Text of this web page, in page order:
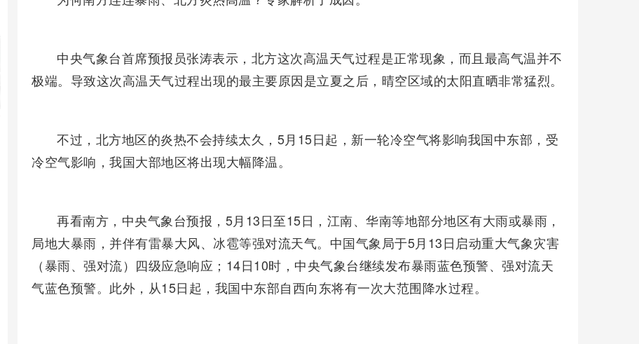
中央气象台首席预报员张涛表示，北方这次高温天气过程是正常现象，而且最高气温并不
极端。导致这次高温天气过程出现的最主要原因是立夏之后，晴空区域的太阳直晒非常猛烈。
不过，北方地区的炎热不会持续太久，5月15日起，新一轮冷空气将影响我国中东部，受
冷空气影响，我国大部地区将出现大幅降温。
再看南方，中央气象台预报，5月13日至15日，江南、华南等地部分地区有大雨或暴雨，
局地大暴雨，并伴有雷暴大风、冰雹等强对流天气。中国气象局于5月13日启动重大气象灾害
（暴雨、强对流）四级应急响应；14日10时，中央气象台继续发布暴雨蓝色预警、强对流天
气蓝色预警。此外，从15日起，我国中东部自西向东将有一次大范围降水过程。